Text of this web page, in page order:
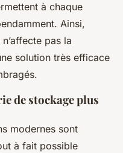
à chaque
Ainsi,
pas la
solution très efficace
de stockage plus
modernes sont
à fait possible